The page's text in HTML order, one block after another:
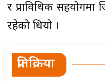
र प्राविधिक सहयोगमा
रहेको थियो ।
प्रतिक्रिया